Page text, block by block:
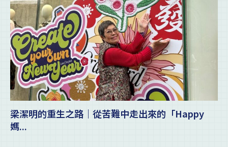
梁潔明的重生之路｜從苦難中走出來的「Happy
媽...